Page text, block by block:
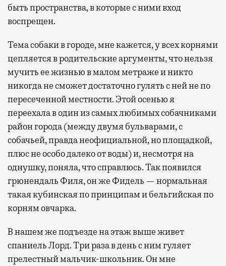
быть пространства, в которые с ними вход
воспрещен.
Тема собаки в городе, мне кажется, у всех корнями
цепляется в родительские аргументы, что нельзя
мучить ее жизнью в малом метраже и никто
никогда не сможет достаточно гулять с ней не по
пересеченной местности. Этой осенью я
переехала в один из самых любимых собачниками
район города (между двумя бульварами, с
собачьей, правда неофициальной, но площадкой,
плюс не особо далеко от воды) и, несмотря на
однушку, поняла, что справлюсь. Так появился
грюнендаль Филя, он же Фидель — нормальная
такая кубинская по принципам и бельгийская по
корням овчарка.
В нашем же подъезде на этаж выше живет
спаниель Лорд. Три раза в день с ним гуляет
прелестный мальчик-школьник. Он мне